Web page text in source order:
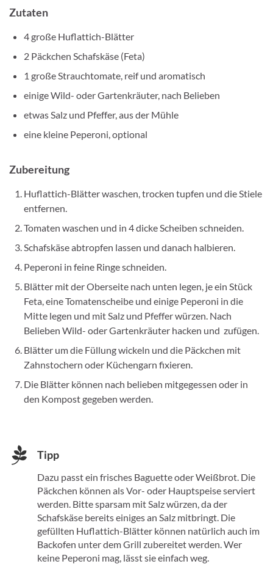
Zutaten
4 große Huflattich-Blätter
2 Päckchen Schafskäse (Feta)
1 große Strauchtomate, reif und aromatisch
einige Wild- oder Gartenkräuter, nach Belieben
etwas Salz und Pfeffer, aus der Mühle
eine kleine Peperoni, optional
Zubereitung
Huflattich-Blätter waschen, trocken tupfen und die Stiele
entfernen.
Tomaten waschen und in 4 dicke Scheiben schneiden.
Schafskäse abtropfen lassen und danach halbieren.
Peperoni in feine Ringe schneiden.
Blätter mit der Oberseite nach unten legen, je ein Stück
Feta, eine Tomatenscheibe und einige Peperoni in die
Mitte legen und mit Salz und Pfeffer würzen. Nach
Belieben Wild- oder Gartenkräuter hacken und zufügen.
Blätter um die Füllung wickeln und die Päckchen mit
Zahnstochern oder Küchengarn fixieren.
Die Blätter können nach belieben mitgegessen oder in
den Kompost gegeben werden.
Tipp
Dazu passt ein frisches Baguette oder Weißbrot. Die
Päckchen können als Vor- oder Hauptspeise serviert
werden. Bitte sparsam mit Salz würzen, da der
Schafskäse bereits einiges an Salz mitbringt. Die
gefüllten Huflattich-Blätter können natürlich auch im
Backofen unter dem Grill zubereitet werden. Wer
keine Peperoni mag, lässt sie einfach weg.